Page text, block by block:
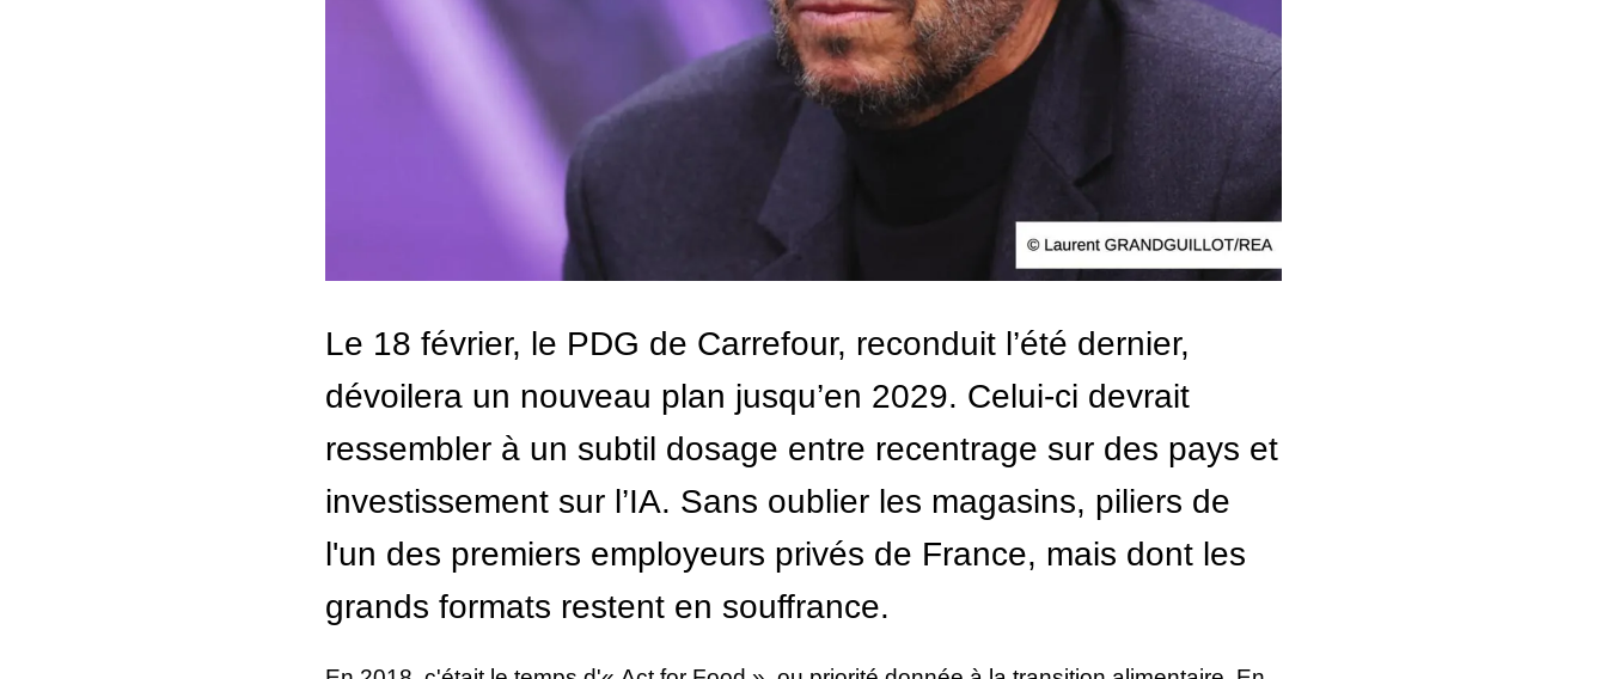
Le 18 février, le PDG de Carrefour, reconduit l’été dernier,
dévoilera un nouveau plan jusqu’en 2029. Celui-ci devrait
ressembler à un subtil dosage entre recentrage sur des pays et
investissement sur l’IA. Sans oublier les magasins, piliers de
l'un des premiers employeurs privés de France, mais dont les
grands formats restent en souffrance.